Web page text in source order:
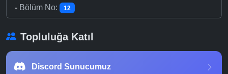
- Bölüm No: 12
Topluluğa Katıl
Discord Sunucumuz